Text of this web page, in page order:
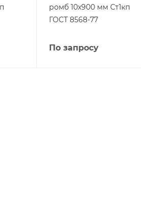
ромб 10х900 мм Ст1кп
ГОСТ 8568-77
По запросу